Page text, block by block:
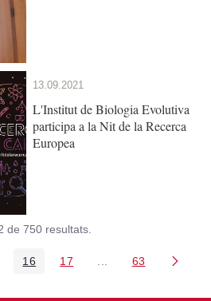
13.09.2021
L'Institut de Biologia Evolutiva
participa a la Nit de la Recerca
Europea
de 750 resultats.
Utilitzeu TAB per navegar.
Pàgina
16 Pàgina
17 PàginesPàgina
63